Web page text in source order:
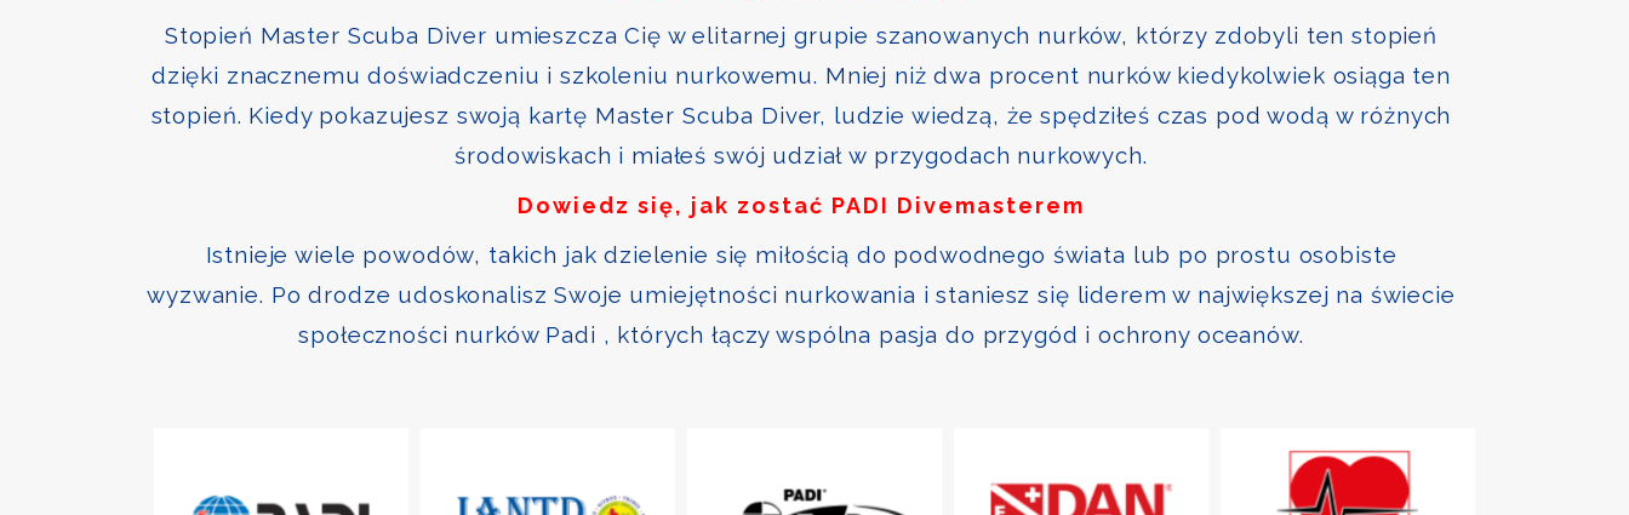
Stopień Master Scuba Diver umieszcza Cię w elitarnej grupie szanowanych nurków, którzy zdobyli ten stopień
dzięki znacznemu doświadczeniu i szkoleniu nurkowemu. Mniej niż dwa procent nurków kiedykolwiek osiąga ten
stopień. Kiedy pokazujesz swoją kartę Master Scuba Diver, ludzie wiedzą, że spędziłeś czas pod wodą w różnych
środowiskach i miałeś swój udział w przygodach nurkowych.
Dowiedz się, jak zostać PADI Divemasterem
Istnieje wiele powodów, takich jak dzielenie się miłością do podwodnego świata lub po prostu osobiste
wyzwanie. Po drodze udoskonalisz Swoje umiejętności nurkowania i staniesz się liderem w największej na świecie
społeczności nurków Padi , których łączy wspólna pasja do przygód i ochrony oceanów.